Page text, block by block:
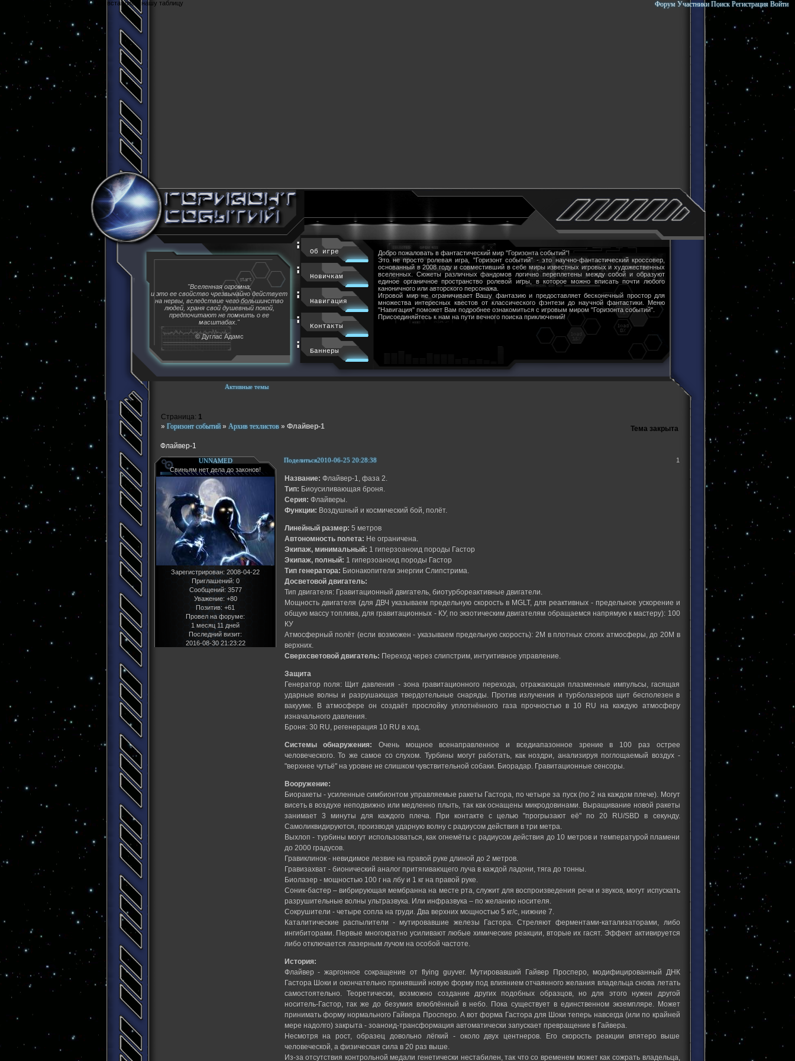
Cюда вставляем нашу таблицу Форум Участники Поиск Регистрация Войти
Активные темы
"Вселенная огромна,
и это ее свойство чрезвычайно действует
на нервы, вследствие чего большинство
людей, храня свой душевный покой,
предпочитают не помнить о ее
масштабах."
© Дуглас Адамс
Об игре
Новичкам
Навигация
Контакты
Баннеры
Добро пожаловать в фантастический мир "Горизонта событий"!
Это не просто ролевая игра, "Горизонт событий" - это научно-фантастический кроссовер,
основанный в 2008 году и совместивший в себе миры известных игровых и художественных
вселенных. Сюжеты различных фандомов логично переплетены между собой и образуют
единое органичное пространство ролевой игры, в которое можно вписать почти любого
каноничного или авторского персонажа.
Игровой мир не ограничивает Вашу фантазию и предоставляет бесконечный простор для
множества интересных квестов от классического фэнтези до научной фантастики. Меню
"Навигация" поможет Вам подробнее ознакомиться с игровым миром "Горизонта событий".
Присоединяйтесь к нам на пути вечного поиска приключений!
» Горизонт событий » Архив техлистов » Флайвер-1
Флайвер-1
Страница: 1
Тема закрыта
Поделиться 1
2010-06-25 20:28:38
UNNAMED
Свиньям нет дела до законов!
Зарегистрирован: 2008-04-22
Приглашений: 0
Сообщений: 3577
Уважение: +80
Позитив: +61
Провел на форуме:
1 месяц 11 дней
Последний визит:
2016-08-30 21:23:22
Название: Флайвер-1, фаза 2.
Тип: Биоусиливающая броня.
Серия: Флайверы.
Функции: Воздушный и космический бой, полёт.
Линейный размер: 5 метров
Автономность полета: Не ограничена.
Экипаж, минимальный: 1 гиперзоаноид породы Гастор
Экипаж, полный: 1 гиперзоаноид породы Гастор
Тип генератора: Бионакопители энергии Слипстрима.
Досветовой двигатель:
Тип двигателя: Гравитационный двигатель, биотурбореактивные двигатели.
Мощность двигателя (для ДВЧ указываем предельную скорость в MGLT, для реактивных - предельное ускорение и
общую массу топлива, для гравитационных - КУ, по экзотическим двигателям обращаемся напрямую к мастеру): 100
КУ
Атмосферный полёт (если возможен - указываем предельную скорость): 2М в плотных слоях атмосферы, до 20М в
верхних.
Сверхсветовой двигатель: Переход через слипстрим, интуитивное управление.
Защита
Генератор поля: Щит давления - зона гравитационного перехода, отражающая плазменные импульсы, гасящая
ударные волны и разрушающая твердотельные снаряды. Против излучения и турболазеров щит бесполезен в
вакууме. В атмосфере он создаёт прослойку уплотнённого газа прочностью в 10 RU на каждую атмосферу
изначального давления.
Броня: 30 RU, регенерация 10 RU в ход.
Системы обнаружения: Очень мощное всенаправленное и вседиапазонное зрение в 100 раз острее
человеческого. То же самое со слухом. Турбины могут работать, как ноздри, анализируя поглощаемый воздух -
"верхнее чутьё" на уровне не слишком чувствительной собаки. Биорадар. Гравитационные сенсоры.
Вооружение:
Биоракеты - усиленные симбионтом управляемые ракеты Гастора, по четыре за пуск (по 2 на каждом плече). Могут
висеть в воздухе неподвижно или медленно плыть, так как оснащены микродовинами. Выращивание новой ракеты
занимает 3 минуты для каждого плеча. При контакте с целью "прогрызают её" по 20 RU/SBD в секунду.
Самоликвидируются, производя ударную волну с радиусом действия в три метра.
Выхлоп - турбины могут использоваться, как огнемёты с радиусом действия до 10 метров и температурой пламени
до 2000 градусов.
Гравиклинок - невидимое лезвие на правой руке длиной до 2 метров.
Гравизахват - бионический аналог притягивающего луча в каждой ладони, тяга до тонны.
Биолазер - мощностью 100 г на лбу и 1 кг на правой руке.
Соник-бастер – вибрирующая мембранна на месте рта, служит для воспроизведения речи и звуков, могут испускать
разрушительные волны ультразвука. Или инфразвука – по желанию носителя.
Сокрушители - четыре сопла на груди. Два верхних мощностью 5 кг/с, нижние 7.
Каталитические распылители - мутировавшие железы Гастора. Стреляют ферментами-катализаторами, либо
ингибиторами. Первые многократно усиливают любые химические реакции, вторые их гасят. Эффект активируется
либо отключается лазерным лучом на особой частоте.
История:
Флайвер - жаргонное сокращение от flying guyver. Мутировавший Гайвер Просперо, модифицированный ДНК
Гастора Шоки и окончательно принявший новую форму под влиянием отчаянного желания владельца снова летать
самостоятельно. Теоретически, возможно создание других подобных образцов, но для этого нужен другой
носитель-Гастор, так же до безумия влюблённый в небо. Пока существует в единственном экземпляре. Может
принимать форму нормального Гайвера Просперо. А вот форма Гастора для Шоки теперь навсегда (или по крайней
мере надолго) закрыта - зоаноид-трансформация автоматически запускает превращение в Гайвера.
Несмотря на рост, образец довольно лёгкий - около двух центнеров. Его скорость реакции впятеро выше
человеческой, а физическая сила в 20 раз выше.
Из-за отсутствия контрольной медали генетически нестабилен, так что со временем может как сожрать владельца,